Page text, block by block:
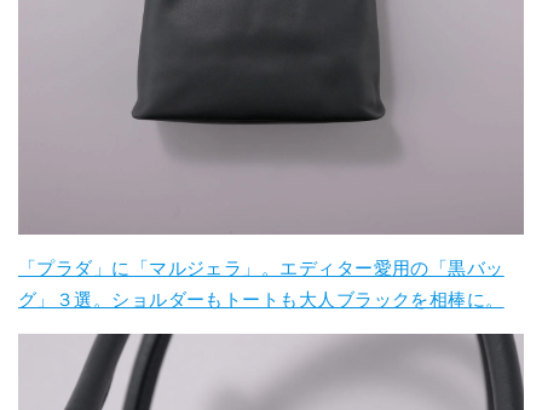
「プラダ」に「マルジェラ」。エディター愛用の「黒バッ
グ」３選。ショルダーもトートも大人ブラックを相棒に。